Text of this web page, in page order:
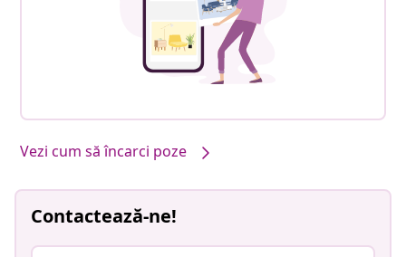
Vezi cum să încarci poze
Contactează-ne!